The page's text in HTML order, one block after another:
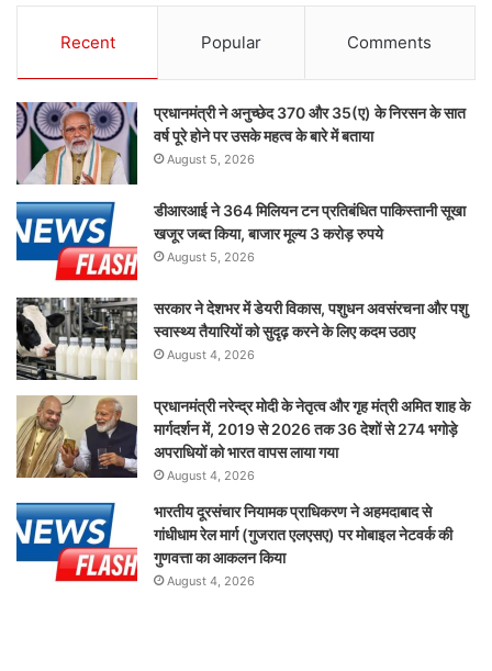
Recent Popular Comments
प्रधानमंत्री ने अनुच्छेद 370 और 35(ए) के निरसन के सात
वर्ष पूरे होने पर उसके महत्व के बारे में बताया
August 5, 2026
डीआरआई ने 364 मिलियन टन प्रतिबंधित पाकिस्तानी सूखा
खजूर जब्त किया, बाजार मूल्य 3 करोड़ रुपये
August 5, 2026
सरकार ने देशभर में डेयरी विकास, पशुधन अवसंरचना और पशु
स्वास्थ्य तैयारियों को सुदृढ़ करने के लिए कदम उठाए
August 4, 2026
प्रधानमंत्री नरेन्द्र मोदी के नेतृत्व और गृह मंत्री अमित शाह के
मार्गदर्शन में, 2019 से 2026 तक 36 देशों से 274 भगोड़े
अपराधियों को भारत वापस लाया गया
August 4, 2026
भारतीय दूरसंचार नियामक प्राधिकरण ने अहमदाबाद से
गांधीधाम रेल मार्ग (गुजरात एलएसए) पर मोबाइल नेटवर्क की
गुणवत्ता का आकलन किया
August 4, 2026